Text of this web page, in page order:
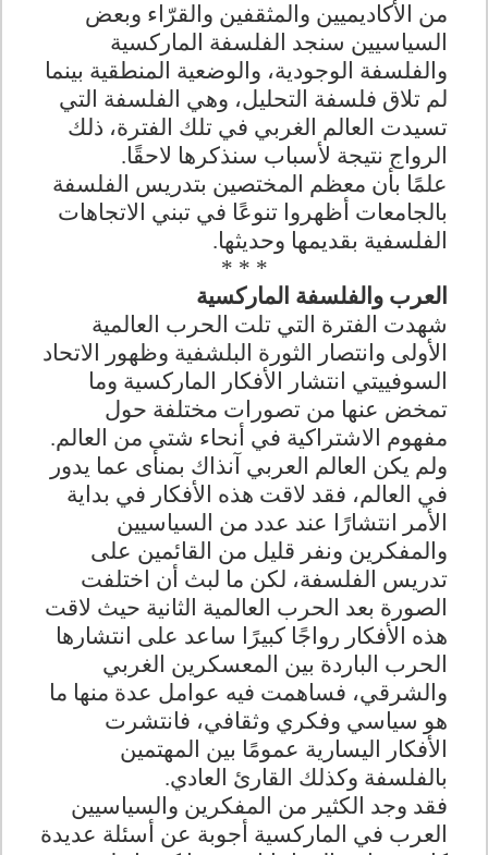
من الأكاديميين والمثقفين والقرّاء وبعض
السياسيين سنجد الفلسفة الماركسية
والفلسفة الوجودية، والوضعية المنطقية بينما
لم تلاق فلسفة التحليل، وهي الفلسفة التي
تسيدت العالم الغربي في تلك الفترة، ذلك
الرواج نتيجة لأسباب سنذكرها لاحقًا.
علمًا بأن معظم المختصين بتدريس الفلسفة
بالجامعات أظهروا تنوعًا في تبني الاتجاهات
الفلسفية بقديمها وحديثها.
* * *
العرب والفلسفة الماركسية
شهدت الفترة التي تلت الحرب العالمية
الأولى وانتصار الثورة البلشفية وظهور الاتحاد
السوفييتي انتشار الأفكار الماركسية وما
تمخض عنها من تصورات مختلفة حول
مفهوم الاشتراكية في أنحاء شتى من العالم.
ولم يكن العالم العربي آنذاك بمنأى عما يدور
في العالم، فقد لاقت هذه الأفكار في بداية
الأمر انتشارًا عند عدد من السياسيين
والمفكرين ونفر قليل من القائمين على
تدريس الفلسفة، لكن ما لبث أن اختلفت
الصورة بعد الحرب العالمية الثانية حيث لاقت
هذه الأفكار رواجًا كبيرًا ساعد على انتشارها
الحرب الباردة بين المعسكرين الغربي
والشرقي، فساهمت فيه عوامل عدة منها ما
هو سياسي وفكري وثقافي، فانتشرت
الأفكار اليسارية عمومًا بين المهتمين
بالفلسفة وكذلك القارئ العادي.
فقد وجد الكثير من المفكرين والسياسيين
العرب في الماركسية أجوبة عن أسئلة عديدة